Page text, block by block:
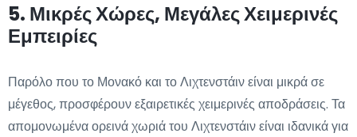
5. Μικρές Χώρες, Μεγάλες Χειμερινές
Εμπειρίες
Παρόλο που το Μονακό και το Λιχτενστάιν είναι μικρά σε
μέγεθος, προσφέρουν εξαιρετικές χειμερινές αποδράσεις. Τα
απομονωμένα ορεινά χωριά του Λιχτενστάιν είναι ιδανικά για